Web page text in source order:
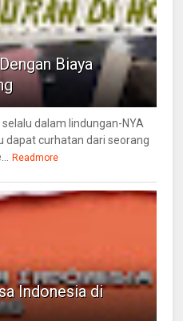
Biaya
dalam lindungan-NYA
dapat curhatan dari seorang
Readmore
Indonesia di